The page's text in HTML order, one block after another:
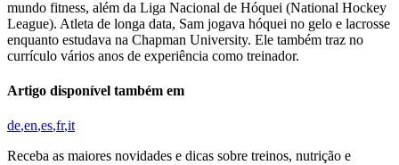
mundo fitness, além da Liga Nacional de Hóquei (National Hockey
League). Atleta de longa data, Sam jogava hóquei no gelo e lacrosse
enquanto estudava na Chapman University. Ele também traz no
currículo vários anos de experiência como treinador.
Artigo disponível também em
de en es fr it
Receba as maiores novidades e dicas sobre treinos, nutrição e